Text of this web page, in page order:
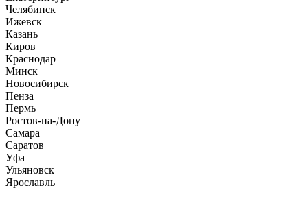
Челябинск
Ижевск
Казань
Киров
Краснодар
Минск
Новосибирск
Пенза
Пермь
Ростов-на-Дону
Самара
Саратов
Уфа
Ульяновск
Ярославль